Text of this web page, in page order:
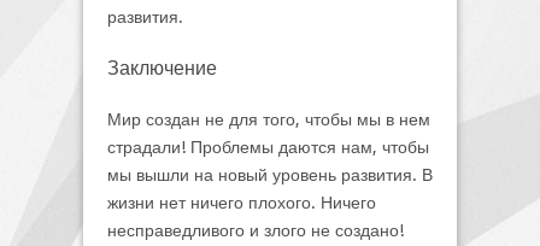
развития.
Заключение
Мир создан не для того, чтобы мы в нем
страдали! Проблемы даются нам, чтобы
мы вышли на новый уровень развития. В
жизни нет ничего плохого. Ничего
несправедливого и злого не создано!